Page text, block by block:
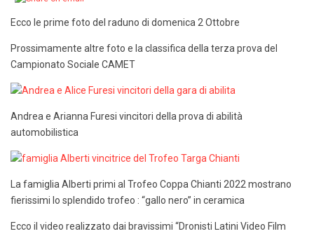
Ecco le prime foto del raduno di domenica 2 Ottobre
Prossimamente altre foto e la classifica della terza prova del
Campionato Sociale CAMET
Andrea e Arianna Furesi vincitori della prova di abilità
automobilistica
La famiglia Alberti primi al Trofeo Coppa Chianti 2022 mostrano
fierissimi lo splendido trofeo : “gallo nero” in ceramica
Ecco il video realizzato dai bravissimi “Dronisti Latini Video Film